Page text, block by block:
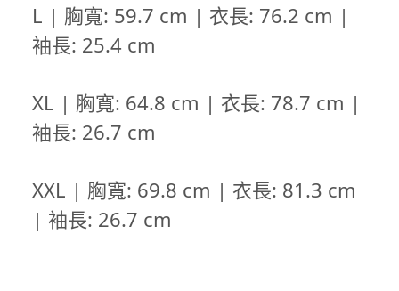
L | 胸寬: 59.7 cm | 衣長: 76.2 cm |
袖長: 25.4 cm
XL | 胸寬: 64.8 cm | 衣長: 78.7 cm |
袖長: 26.7 cm
XXL | 胸寬: 69.8 cm | 衣長: 81.3 cm
| 袖長: 26.7 cm